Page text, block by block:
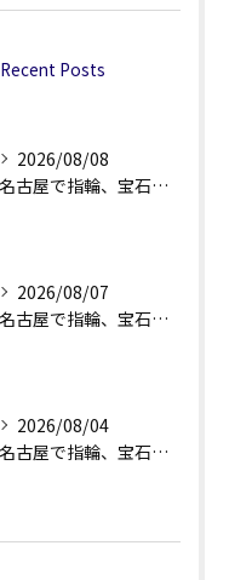
Recent Posts
2026/08/08
名古屋で指輪、宝石買取なら当店で！！。
2026/08/07
名古屋で指輪、宝石買取なら当店で！！。
2026/08/04
名古屋で指輪、宝石買取なら当店で！！。